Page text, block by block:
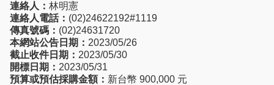
連絡人： 林明憲
連絡人電話： (02)24622192#1119
傳真號碼： (02)24631720
本網站公告日期： 2023/05/26
截止收件日期： 2023/05/30
開標日期： 2023/05/31
預算或預估採購金額： 新台幣 900,000 元